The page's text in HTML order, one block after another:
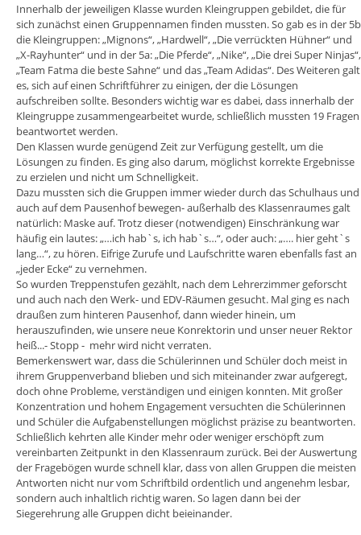
Innerhalb der jeweiligen Klasse wurden Kleingruppen gebildet, die für
sich zunächst einen Gruppennamen finden mussten. So gab es in der 5b
die Kleingruppen: „Mignons“, „Hardwell“, „Die verrückten Hühner“ und
„X-Rayhunter“ und in der 5a: „Die Pferde“, „Nike“, „Die drei Super Ninjas“,
„Team Fatma die beste Sahne“ und das „Team Adidas“. Des Weiteren galt
es, sich auf einen Schriftführer zu einigen, der die Lösungen
aufschreiben sollte. Besonders wichtig war es dabei, dass innerhalb der
Kleingruppe zusammengearbeitet wurde, schließlich mussten 19 Fragen
beantwortet werden.
Den Klassen wurde genügend Zeit zur Verfügung gestellt, um die
Lösungen zu finden. Es ging also darum, möglichst korrekte Ergebnisse
zu erzielen und nicht um Schnelligkeit.
Dazu mussten sich die Gruppen immer wieder durch das Schulhaus und
auch auf dem Pausenhof bewegen- außerhalb des Klassenraumes galt
natürlich: Maske auf. Trotz dieser (notwendigen) Einschränkung war
häufig ein lautes: „…ich hab`s, ich hab`s…“, oder auch: „…. hier geht`s
lang…“, zu hören. Eifrige Zurufe und Laufschritte waren ebenfalls fast an
„jeder Ecke“ zu vernehmen.
So wurden Treppenstufen gezählt, nach dem Lehrerzimmer geforscht
und auch nach den Werk- und EDV-Räumen gesucht. Mal ging es nach
draußen zum hinteren Pausenhof, dann wieder hinein, um
herauszufinden, wie unsere neue Konrektorin und unser neuer Rektor
heiß...- Stopp - mehr wird nicht verraten.
Bemerkenswert war, dass die Schülerinnen und Schüler doch meist in
ihrem Gruppenverband blieben und sich miteinander zwar aufgeregt,
doch ohne Probleme, verständigen und einigen konnten. Mit großer
Konzentration und hohem Engagement versuchten die Schülerinnen
und Schüler die Aufgabenstellungen möglichst präzise zu beantworten.
Schließlich kehrten alle Kinder mehr oder weniger erschöpft zum
vereinbarten Zeitpunkt in den Klassenraum zurück. Bei der Auswertung
der Fragebögen wurde schnell klar, dass von allen Gruppen die meisten
Antworten nicht nur vom Schriftbild ordentlich und angenehm lesbar,
sondern auch inhaltlich richtig waren. So lagen dann bei der
Siegerehrung alle Gruppen dicht beieinander.